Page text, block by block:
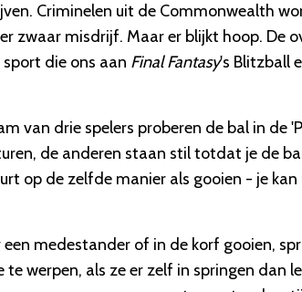
Criminelen uit de Commonwealth
zwaar misdrijf. Maar er blijkt hoop. De
die ons aan Final Fantasy's Blitzball
van drie spelers proberen de bal in de
de anderen staan stil totdat je de
op de zelfde manier als gooien - je
medestander of in de korf gooien,
werpen, als ze er zelf in springen dan